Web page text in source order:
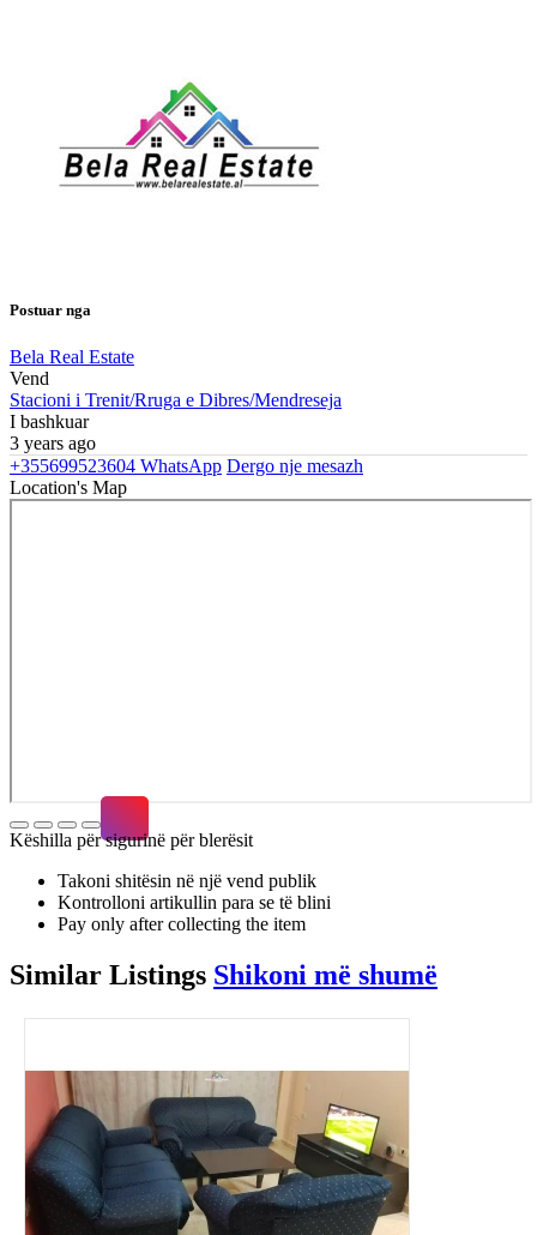
Postuar nga
Bela Real Estate
Vend
Stacioni i Trenit/Rruga e Dibres/Mendreseja
I bashkuar
3 years ago
+355699523604 WhatsApp Dergo nje mesazh
Location's Map
Këshilla për sigurinë për blerësit
Takoni shitësin në një vend publik
Kontrolloni artikullin para se të blini
Pay only after collecting the item
Similar Listings Shikoni më shumë